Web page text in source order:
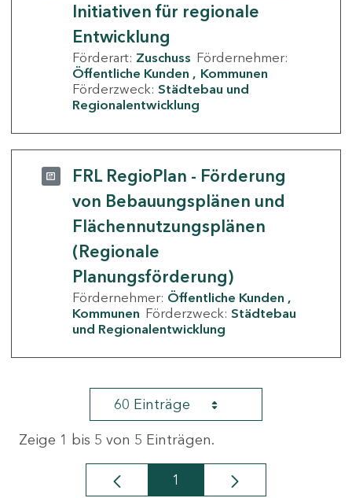
Initiativen für regionale
Entwicklung
Förderart: Zuschuss Fördernehmer:
Öffentliche Kunden
Kommunen
Förderzweck: Städtebau und
Regionalentwicklung
FRL RegioPlan - Förderung
von Bebauungsplänen und
Flächennutzungsplänen
(Regionale
Planungsförderung)
Fördernehmer: Öffentliche Kunden
Kommunen Förderzweck: Städtebau
und Regionalentwicklung
60 Einträge
Zeige 1 bis 5 von 5 Einträgen.
Seite
1